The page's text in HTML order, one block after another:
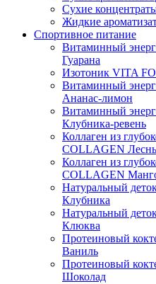
Сухие
Жидкие
Спортивное питание
Витаминный
Гуарана
Изотоник VITA
Витаминный
Ананас-лимон
Витаминный
Клубника-ревень
Коллаген из
COLLAGEN
Коллаген из
COLLAGEN
Натуральный
Клубника
Натуральный
Клюква
Протеиновый
Ваниль
Протеиновый
Шоколад